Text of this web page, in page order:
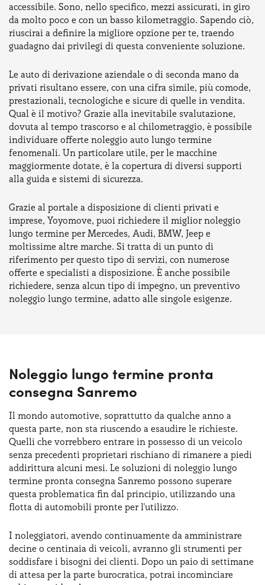
accessibile. Sono, nello specifico, mezzi assicurati, in giro
da molto poco e con un basso kilometraggio. Sapendo ciò,
riuscirai a definire la migliore opzione per te, traendo
guadagno dai privilegi di questa conveniente soluzione.
Le auto di derivazione aziendale o di seconda mano da
privati risultano essere, con una cifra simile, più comode,
prestazionali, tecnologiche e sicure di quelle in vendita.
Qual è il motivo? Grazie alla inevitabile svalutazione,
dovuta al tempo trascorso e al chilometraggio, è possibile
individuare offerte noleggio auto lungo termine
fenomenali. Un particolare utile, per le macchine
maggiormente dotate, è la copertura di diversi supporti
alla guida e sistemi di sicurezza.
Grazie al portale a disposizione di clienti privati e
imprese, Yoyomove, puoi richiedere il miglior noleggio
lungo termine per Mercedes, Audi, BMW, Jeep e
moltissime altre marche. Si tratta di un punto di
riferimento per questo tipo di servizi, con numerose
offerte e specialisti a disposizione. È anche possibile
richiedere, senza alcun tipo di impegno, un preventivo
noleggio lungo termine, adatto alle singole esigenze.
Noleggio lungo termine pronta
consegna Sanremo
Il mondo automotive, soprattutto da qualche anno a
questa parte, non sta riuscendo a esaudire le richieste.
Quelli che vorrebbero entrare in possesso di un veicolo
senza precedenti proprietari rischiano di rimanere a piedi
addirittura alcuni mesi. Le soluzioni di noleggio lungo
termine pronta consegna Sanremo possono superare
questa problematica fin dal principio, utilizzando una
flotta di automobili pronte per l'utilizzo.
I noleggiatori, avendo continuamente da amministrare
decine o centinaia di veicoli, avranno gli strumenti per
soddisfare i bisogni dei clienti. Dopo un paio di settimane
di attesa per la parte burocratica, potrai incominciare